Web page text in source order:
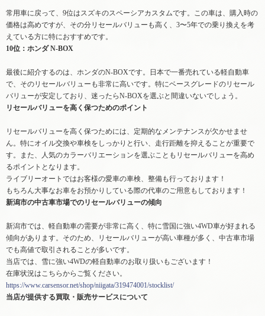
常用車に戻って、9位はスズキのスペーシアカスタムです。この車は、購入時の
価格は高めですが、その分リセールバリューも高く、3〜5年での乗り換えを考
えている方に特におすすめです。
10位：ホンダ N-BOX
最後に紹介するのは、ホンダのN-BOXです。日本で一番売れている軽自動車
で、そのリセールバリューも非常に高いです。特にベースグレードのリセール
バリューが安定しており、迷ったらN-BOXを選ぶと間違いないでしょう。
リセールバリューを高く保つためのポイント
リセールバリューを高く保つためには、定期的なメンテナンスが欠かせませ
ん。特にオイル交換や車検をしっかりと行い、走行距離を抑えることが重要で
す。また、人気のカラーバリエーションを選ぶこともリセールバリューを高め
るポイントとなります。
ライブリーオートではお客様の愛車の車検、整備も行っております！
もちろん大事なお車をお預かりしている際の代車のご用意もしております！
新潟市の中古車市場でのリセールバリューの傾向
新潟市では、軽自動車の需要が非常に高く、特に雪国に強い4WD車が好まれる
傾向があります。そのため、リセールバリューが高い車種が多く、中古車市場
でも高値で取引されることが多いです。
当店では、雪に強い4WDの軽自動車のお取り扱いもございます！
在庫状況はこちらからご覧ください。
https://www.carsensor.net/shop/niigata/319474001/stocklist/
当店が提供する買取・販売サービスについて